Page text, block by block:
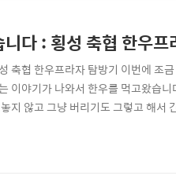
다 : 횡성 축협 한우프
축협 한우프라자 탐방기 이번에 조
이야기가 나와서 한우를 먹고왔습
지 않고 그냥 버리기도 그렇고 해
지만, 이곳이 제일 화려해보여 한번